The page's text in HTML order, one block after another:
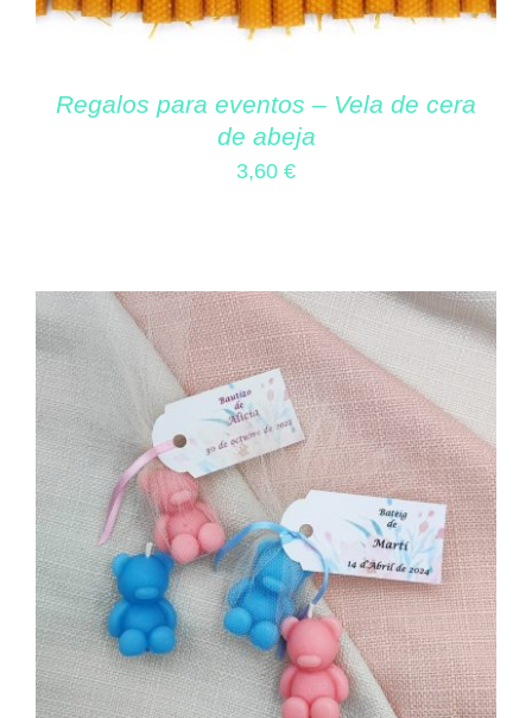
Regalos para eventos – Vela de cera
de abeja
3,60 €